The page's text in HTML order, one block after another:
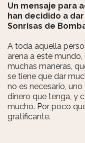
Un mensaje para
han decidido a
Sonrisas de
A toda aquella
arena a este
muchas maneras,
se tiene que dar
no es necesario,
dinero que tenga, y
mucho. Por poco
gratificante.